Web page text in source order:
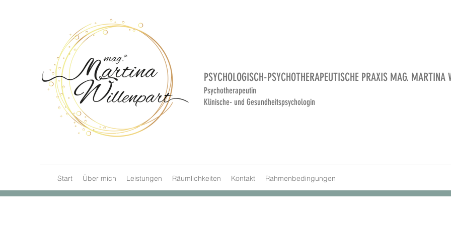
PSYCHOLOGISCH-PSYCHOTHERAPEUTISCHE PRAXIS MAG. MARTINA
Psychotherapeutin
Klinische- und Gesundheitspsychologin
Start Über mich Leistungen Räumlichkeiten Kontakt Rahmenbedingungen